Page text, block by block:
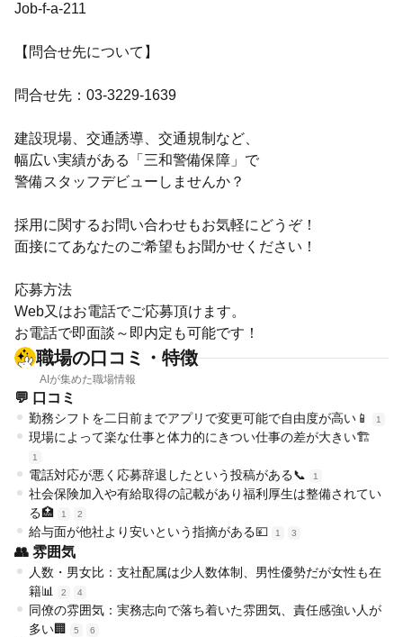
Job-f-a-211
【問合せ先について】
問合せ先：03-3229-1639
建設現場、交通誘導、交通規制など、
幅広い実績がある「三和警備保障」で
警備スタッフデビューしませんか？
採用に関するお問い合わせもお気軽にどうぞ！
面接にてあなたのご希望もお聞かせください！
応募方法
Web又はお電話でご応募頂けます。
お電話で即面談～即内定も可能です！
職場の口コミ・特徴
AIが集めた職場情報
💬 口コミ
勤務シフトを二日前までアプリで変更可能で自由度が高い📱 1
現場によって楽な仕事と体力的にきつい仕事の差が大きい🏗️
1
電話対応が悪く応募辞退したという投稿がある📞 1
社会保険加入や有給取得の記載があり福利厚生は整備されてい
る🏥
1 2
給与面が他社より安いという指摘がある💴 1 3
👥 雰囲気
人数・男女比：支社配属は少人数体制、男性優勢だが女性も在
籍📊
2 4
同僚の雰囲気：実務志向で落ち着いた雰囲気、責任感強い人が
多い🏢
5 6